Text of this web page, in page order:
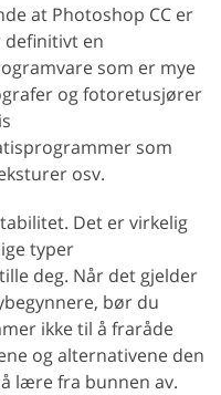
at Photoshop CC er
definitivt en
som er mye
og fotoretusjører
som
osv.
Det er virkelig
typer
deg. Når det gjelder
bør du
ikke til å fraråde
og alternativene den
lære fra bunnen av.